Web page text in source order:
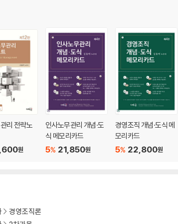
치(organizational politics)
의 사회적 책임(CSR)
development)
리 전략노
원
인사노무관리 개념·도
식 메모리카드
21,850원
5%
경영조직 개념·도식 메
모리카드
22,800원
5%
경영조직론